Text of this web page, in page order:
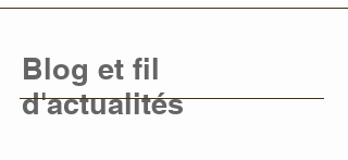
Blog et fil
d'actualités